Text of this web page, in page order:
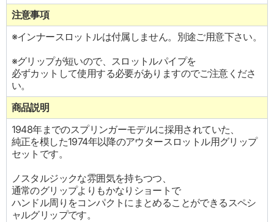
注意事項
※インナースロットルは付属しません。別途ご用意下さい。
※グリップが短いので、スロットルパイプを
必ずカットして使用する必要がありますのでご注意くださ
い。
商品説明
1948年までのスプリンガーモデルに採用されていた、
純正を模した1974年以降のアウタースロットル用グリップ
セットです。
ノスタルジックな雰囲気を持ちつつ、
通常のグリップよりもかなりショートで
ハンドル周りをコンパクトにまとめることができるスペシ
ャルグリップです。